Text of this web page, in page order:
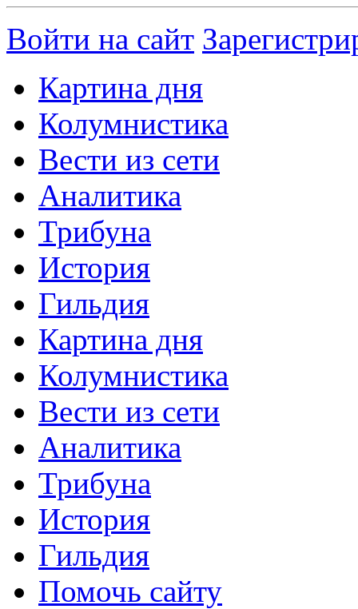
Войти на сайт
Картина дня
Колумнистика
Вести из сети
Аналитика
Трибуна
История
Гильдия
Картина дня
Колумнистика
Вести из сети
Аналитика
Трибуна
История
Гильдия
Помочь сайту